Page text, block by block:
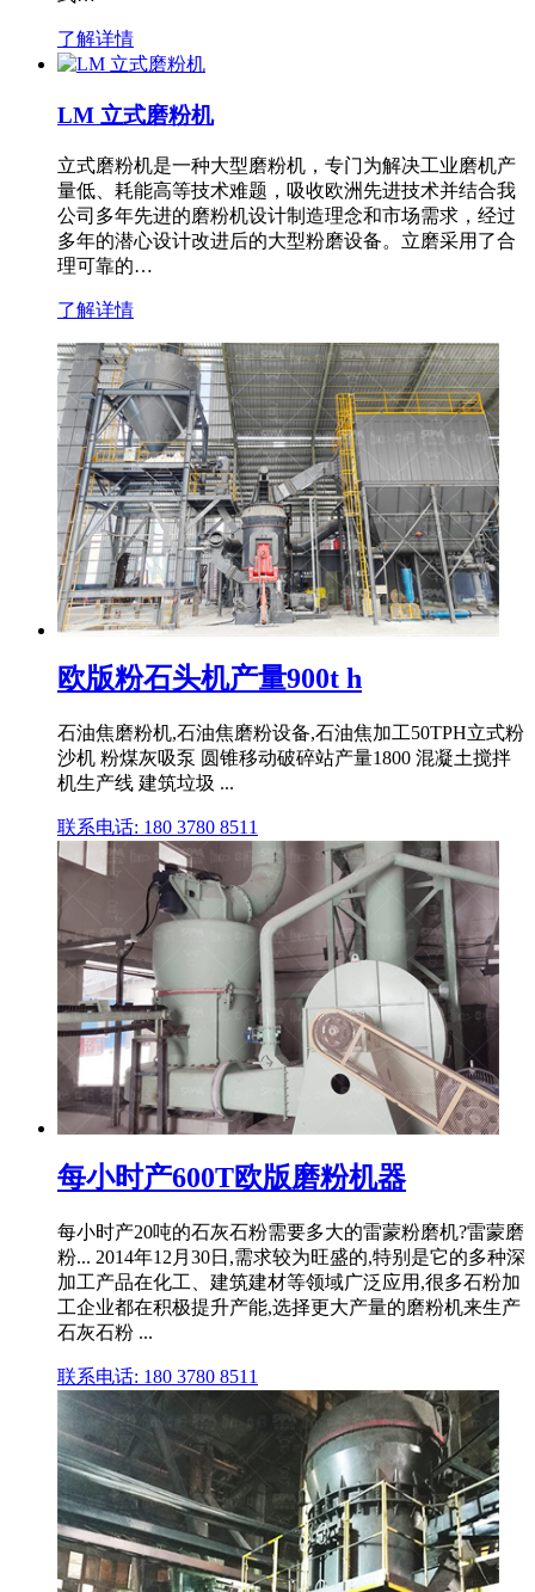
了解详情
LM 立式磨粉机
立式磨粉机是一种大型磨粉机，专门为解决工业磨机产
量低、耗能高等技术难题，吸收欧洲先进技术并结合我
公司多年先进的磨粉机设计制造理念和市场需求，经过
多年的潜心设计改进后的大型粉磨设备。立磨采用了合
理可靠的…
了解详情
欧版粉石头机产量900t h
石油焦磨粉机,石油焦磨粉设备,石油焦加工50TPH立式粉
沙机 粉煤灰吸泵 圆锥移动破碎站产量1800 混凝土搅拌
机生产线 建筑垃圾 ...
联系电话: 180 3780 8511
每小时产600T欧版磨粉机器
每小时产20吨的石灰石粉需要多大的雷蒙粉磨机?雷蒙磨
粉... 2014年12月30日,需求较为旺盛的,特别是它的多种深
加工产品在化工、建筑建材等领域广泛应用,很多石粉加
工企业都在积极提升产能,选择更大产量的磨粉机来生产
石灰石粉 ...
联系电话: 180 3780 8511